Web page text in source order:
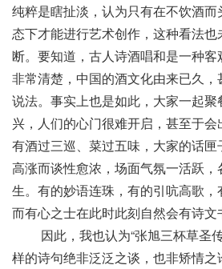
纯粹是瞎扯淡，认为只有在不饮酒
态下才能进行艺术创作，这种看法
断。要知道，古人诗酒唱和是一种
非常清楚，中国的酒文化由来已久，
说法。事实上也是如此，大家一起
兴，人们的心门很难开启，甚至于
有酒过三巡、菜过五味，大家的话
高涨而谈性愈浓，场面气氛一活跃
生。有的妙语连珠，有的引吭高歌
而有心之士在此时此刻自然会有诗文
因此，我也认为“张旭三杯草圣传
样的诗句绝非泛泛之谈，也非矫情